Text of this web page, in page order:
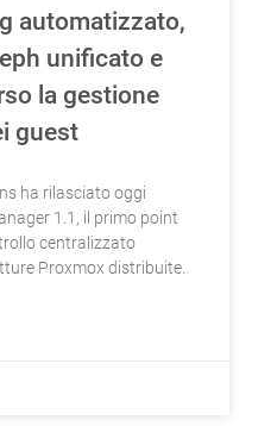
automatizzato,
unificato e
la gestione
guest
ha rilasciato oggi
1.1, il primo point
centralizzato
Proxmox distribuite.